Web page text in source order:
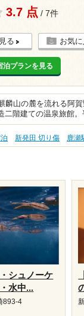
3.7 点 / 7件
る お気
泊プランを見る
麟山の麓を流れる阿
二階建ての温泉旅館
新発田 切り傷 鹿瀬
シュノーケ
水中...
893-4